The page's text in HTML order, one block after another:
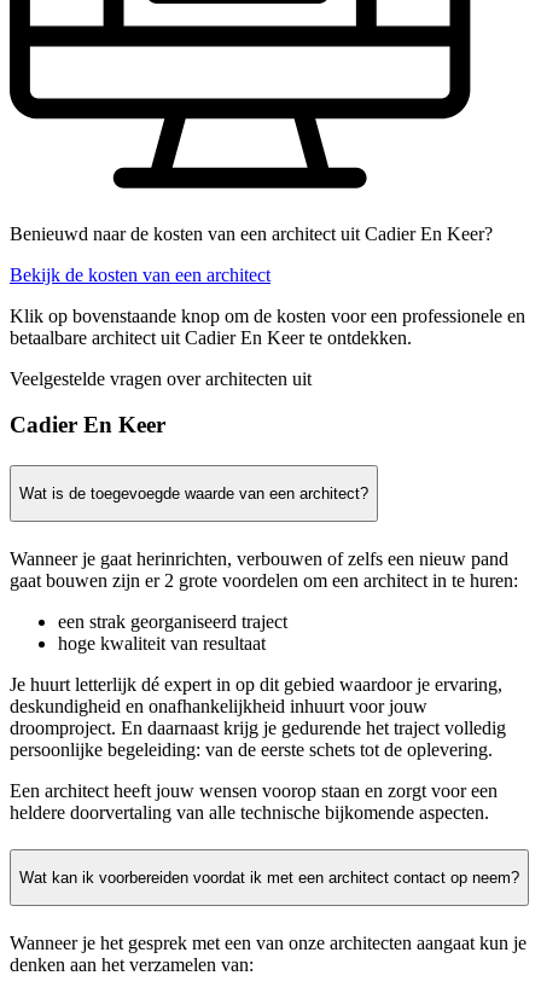
Benieuwd naar de kosten van een architect uit Cadier En Keer?
Bekijk de kosten van een architect
Klik op bovenstaande knop om de kosten voor een professionele en
betaalbare architect uit Cadier En Keer te ontdekken.
Veelgestelde vragen over architecten uit
Cadier En Keer
Wat is de toegevoegde waarde van een architect?
Wanneer je gaat herinrichten, verbouwen of zelfs een nieuw pand
gaat bouwen zijn er 2 grote voordelen om een architect in te huren:
een strak georganiseerd traject
hoge kwaliteit van resultaat
Je huurt letterlijk dé expert in op dit gebied waardoor je ervaring,
deskundigheid en onafhankelijkheid inhuurt voor jouw
droomproject. En daarnaast krijg je gedurende het traject volledig
persoonlijke begeleiding: van de eerste schets tot de oplevering.
Een architect heeft jouw wensen voorop staan en zorgt voor een
heldere doorvertaling van alle technische bijkomende aspecten.
Wat kan ik voorbereiden voordat ik met een architect contact op neem?
Wanneer je het gesprek met een van onze architecten aangaat kun je
denken aan het verzamelen van: